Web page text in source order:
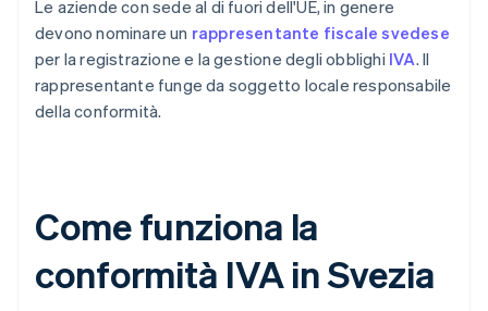
Le aziende con sede al di fuori dell'UE, in genere
devono nominare un rappresentante fiscale svedese
per la registrazione e la gestione degli obblighi IVA. Il
rappresentante funge da soggetto locale responsabile
della conformità.
Come funziona la
conformità IVA in Svezia